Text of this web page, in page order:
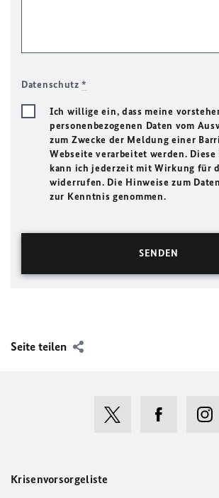
Datenschutz*
Ich willige ein, dass meine
personenbezogenen Daten vom
zum Zwecke der Meldung einer
Webseite verarbeitet werden.
kann ich jederzeit mit Wirkung für
widerrufen. Die Hinweise zum
zur Kenntnis genommen.
Seite teilen
Krisenvorsorgeliste